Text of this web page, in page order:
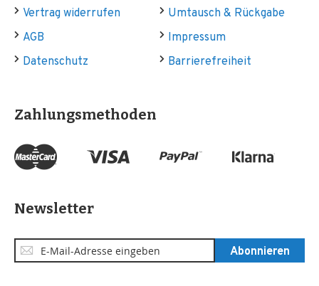
Vertrag widerrufen
Umtausch & Rückgabe
AGB
Impressum
Datenschutz
Barrierefreiheit
Zahlungsmethoden
Newsletter
Anmeldung
zum
Abonnieren